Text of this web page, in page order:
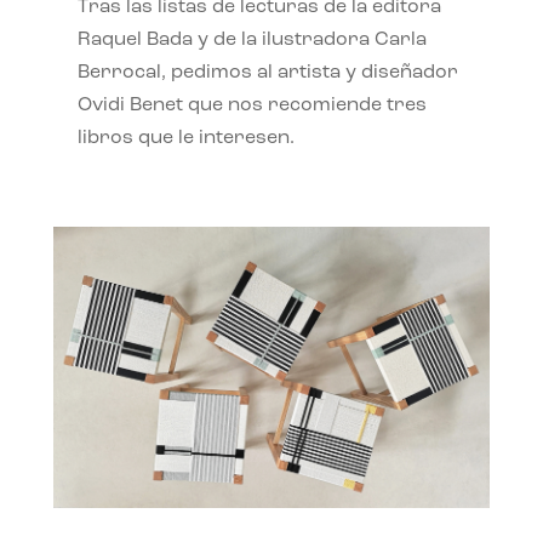
Tras las listas de lecturas de la editora
Raquel Bada y de la ilustradora Carla
Berrocal, pedimos al artista y diseñador
Ovidi Benet que nos recomiende tres
libros que le interesen.